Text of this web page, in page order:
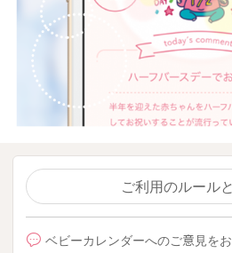
ご利用のルール
ベビーカレンダーへのご意見を